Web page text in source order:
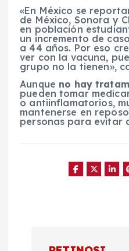
«En México se
de México, Sonora y
en población
un incremento de
a 44 años. Por eso
ver con la vacuna,
grupo no la tienen»,
Aunque no hay
pueden tomar
o antiinflamatorios,
mantenerse en
personas para evitar